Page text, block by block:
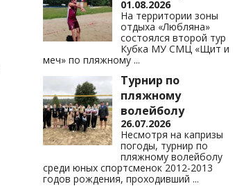
01.08.2026
На территории зоны
отдыха «Любляна»
состоялся второй тур
Кубка МУ СМЦ «Щит и
меч» по пляжному ...
Турнир по
пляжному
волейболу
26.07.2026
Несмотря на капризы
погоды, турнир по
пляжному волейболу
среди юных спортсменок 2012-2013
годов рождения, проходивший ...